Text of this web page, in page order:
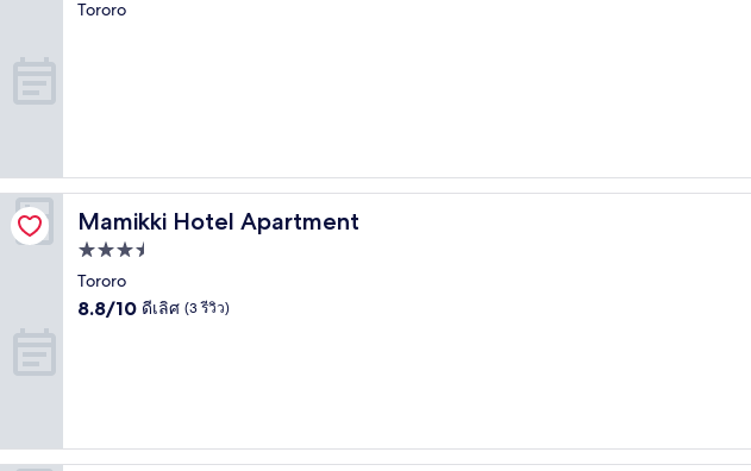
3.0
Tororo
Mamikki Hotel Apartment
Mamikki Hotel Apartment
ที่พัก
3.5
ดาว
Tororo
8.8
8.8/10 ดีเลิศ (3 รีวิว)